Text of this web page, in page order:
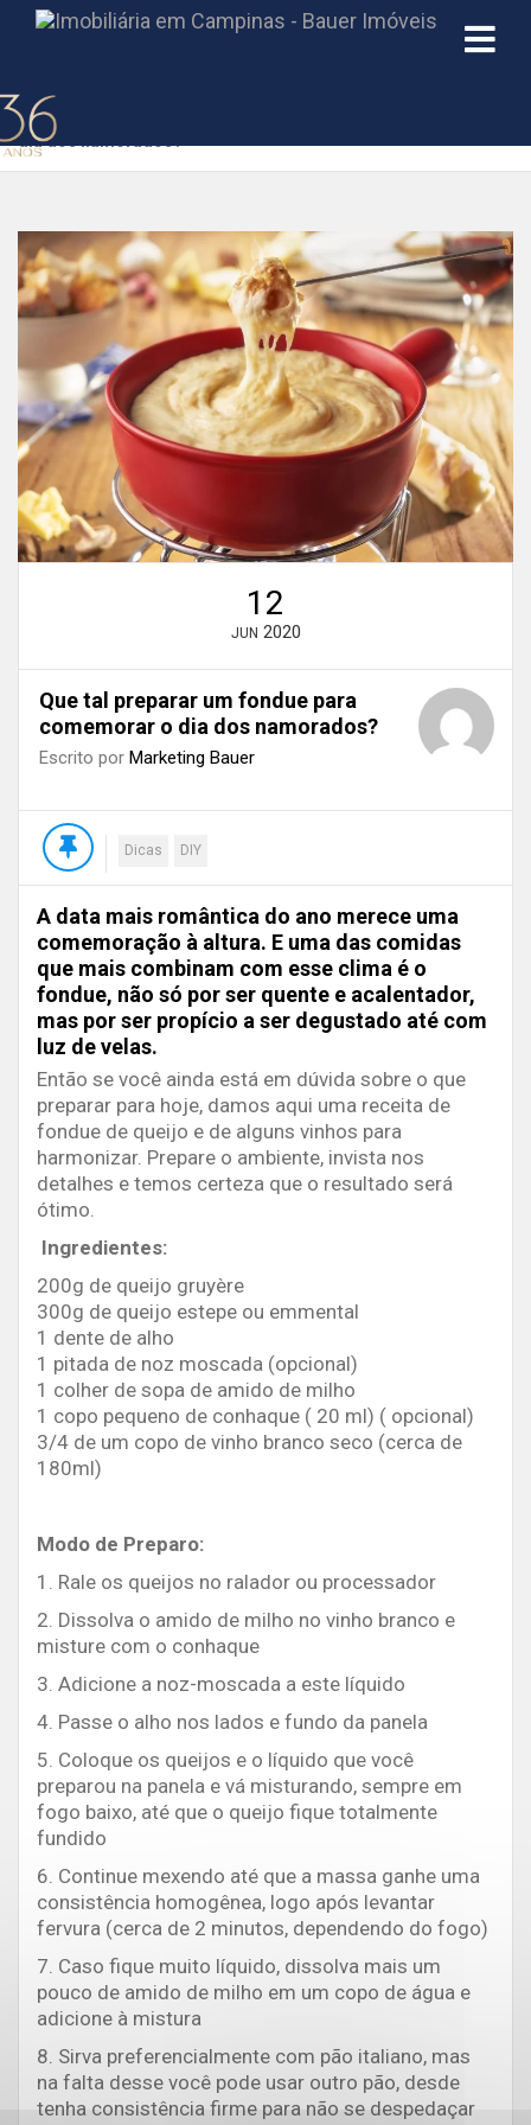
Início
dia dos namorados?
12
JUN 2020
Que tal preparar um fondue para
comemorar o dia dos namorados?
Escrito por Marketing Bauer
Dicas DIY
A data mais romântica do ano merece uma
comemoração à altura. E uma das comidas
que mais combinam com esse clima é o
fondue, não só por ser quente e acalentador,
mas por ser propício a ser degustado até com
luz de velas.
Então se você ainda está em dúvida sobre o que
preparar para hoje, damos aqui uma receita de
fondue de queijo e de alguns vinhos para
harmonizar. Prepare o ambiente, invista nos
detalhes e temos certeza que o resultado será
ótimo.
Ingredientes:
200g de queijo gruyère
300g de queijo estepe ou emmental
1 dente de alho
1 pitada de noz moscada (opcional)
1 colher de sopa de amido de milho
1 copo pequeno de conhaque ( 20 ml) ( opcional)
3/4 de um copo de vinho branco seco (cerca de
180ml)
Modo de Preparo:
1. Rale os queijos no ralador ou processador
2. Dissolva o amido de milho no vinho branco e
misture com o conhaque
3. Adicione a noz-moscada a este líquido
4. Passe o alho nos lados e fundo da panela
5. Coloque os queijos e o líquido que você
preparou na panela e vá misturando, sempre em
fogo baixo, até que o queijo fique totalmente
fundido
6. Continue mexendo até que a massa ganhe uma
consistência homogênea, logo após levantar
fervura (cerca de 2 minutos, dependendo do fogo)
7. Caso fique muito líquido, dissolva mais um
pouco de amido de milho em um copo de água e
adicione à mistura
8. Sirva preferencialmente com pão italiano, mas
na falta desse você pode usar outro pão, desde
tenha consistência firme para não se despedaçar